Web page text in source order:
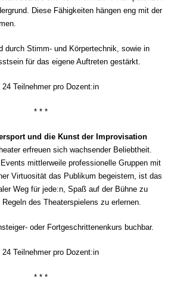
Diese Fähigkeiten hängen eng mit der
durch Stimm- und Körpertechnik, sowie in
für das eigene Auftreten gestärkt.
24 Teilnehmer pro Dozent:in
* * *
und die Kunst der Improvisation
erfreuen sich wachsender Beliebtheit.
mittlerweile professionelle Gruppen mit
Virtuosität das Publikum begeistern, ist das
Weg für jede:n, Spaß auf der Bühne zu
Regeln des Theaterspielens zu erlernen.
oder Fortgeschrittenenkurs buchbar.
24 Teilnehmer pro Dozent:in
* * *